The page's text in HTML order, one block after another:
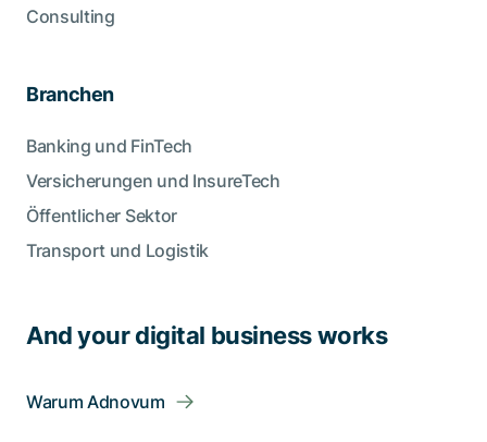
And your digital business works
Warum Adnovum
Consulting
Branchen
Banking und FinTech
Versicherungen und InsureTech
Öffentlicher Sektor
Transport und Logistik